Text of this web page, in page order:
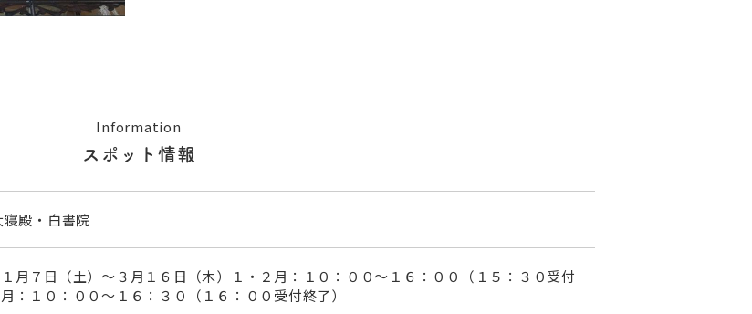
Information
スポット情報
殿・白書院
月７日（土）～３月１６日（木）１・２月：１０：００～１６：００（１５：３０受付
：１０：００～１６：３０（１６：００受付終了）